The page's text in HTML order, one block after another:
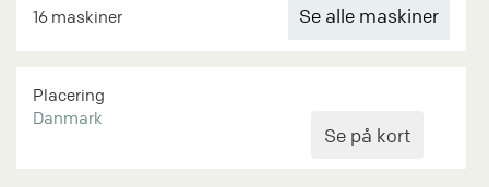
16 maskiner Se alle maskiner
Placering
Danmark